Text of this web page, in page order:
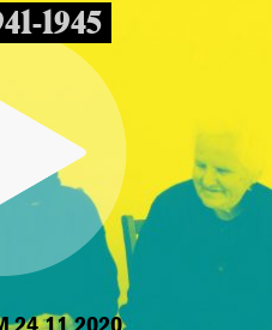
1945
24.11.2020